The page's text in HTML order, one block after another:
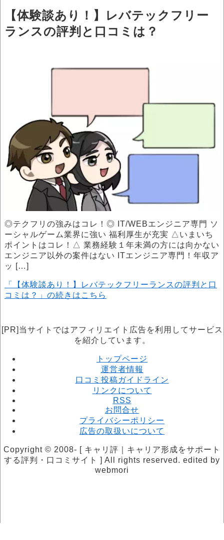
【体験談あり！】レバテックフリー
ランスの評判と口コミは？
◎テクフリの強みはコレ！◎ IT/WEBエンジニア専門 ソ
ーシャルゲーム業界に強い 福利厚生が充実 △いまいち
ポイントはコレ！△ 業務経験１年未満の方には向かない
エンジニア以外の案件はない ITエンジニア専門！年収ア
ッ […]
「【体験談あり！】レバテックフリーランスの評判と口
コミは？」の続きはこちら
[PR]当サイトではアフィリエイト広告を利用してサービス
を紹介しています。
トップページ
運営者情報
口コミ投稿ガイドライン
リンクについて
RSS
お問合せ
プライバシーポリシー
広告の取扱いについて
Copyright © 2008- [ キャリ評｜キャリア形成をサポート
する評判・口コミサイト ] All rights reserved. edited by
webmori